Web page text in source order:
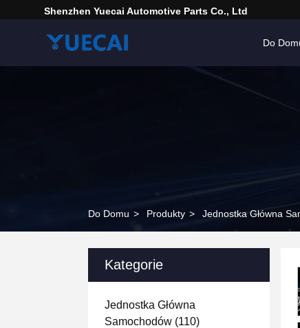
Shenzhen Yuecai Automotive Parts Co., Ltd
Do
Do Domu > Produkty > Jednostka Główna
Kategorie
Jednostka Główna
Samochodów (110)